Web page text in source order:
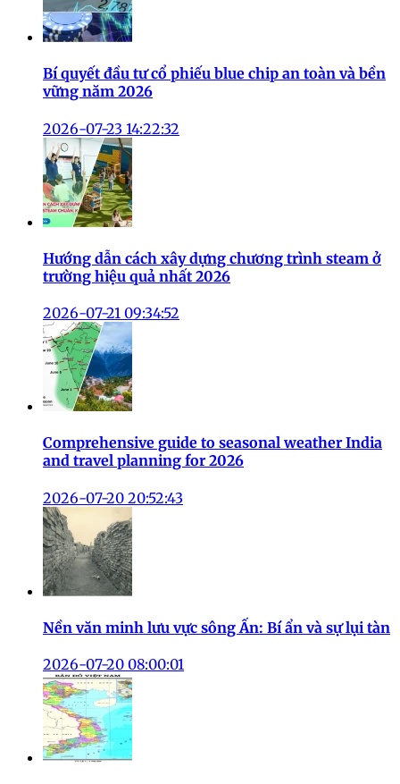
Bí quyết đầu tư cổ phiếu blue chip an toàn và bền
vững năm 2026
2026-07-23 14:22:32
Hướng dẫn cách xây dựng chương trình steam ở
trường hiệu quả nhất 2026
2026-07-21 09:34:52
Comprehensive guide to seasonal weather India
and travel planning for 2026
2026-07-20 20:52:43
Nền văn minh lưu vực sông Ấn: Bí ẩn và sự lụi tàn
2026-07-20 08:00:01